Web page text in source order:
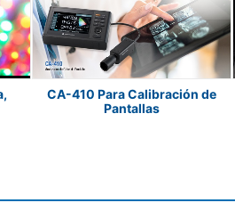
CA-410 Para Calibración de
Pantallas